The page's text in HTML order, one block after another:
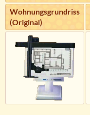
Wohnungsgrundriss
(Original)